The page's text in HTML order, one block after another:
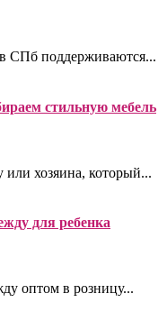
СПб поддерживаются...
стильную мебель
или хозяина, который...
для ребенка
оптом в розницу...